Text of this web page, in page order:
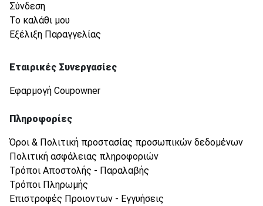
Σύνδεση
Το καλάθι μου
Εξέλιξη Παραγγελίας
Εταιρικές Συνεργασίες
Εφαρμογή Coupowner
Πληροφορίες
Όροι & Πολιτική προστασίας προσωπικών δεδομένων
Πολιτική ασφάλειας πληροφοριών
Τρόποι Αποστολής - Παραλαβής
Τρόποι Πληρωμής
Επιστροφές Προιοντων - Εγγυήσεις